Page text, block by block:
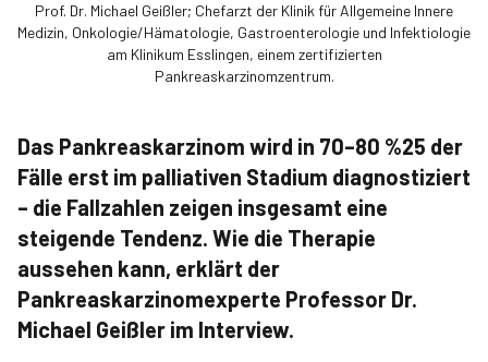
Prof. Dr. Michael Geißler; Chefarzt der Klinik für Allgemeine Innere
Medizin, Onkologie/Hämatologie, Gastroenterologie und Infektiologie
am Klinikum Esslingen, einem zertifizierten
Pankreaskarzinomzentrum.
Das Pankreaskarzinom wird in 70–80 %25 der
Fälle erst im palliativen Stadium diagnostiziert
– die Fallzahlen zeigen insgesamt eine
steigende Tendenz. Wie die Therapie
aussehen kann, erklärt der
Pankreaskarzinomexperte Professor Dr.
Michael Geißler im Interview.